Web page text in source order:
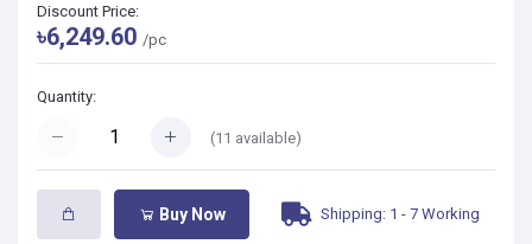
Discount Price:
৳6,249.60 /pc
Quantity:
(11 available)
Buy Now Shipping: 1 - 7 Working